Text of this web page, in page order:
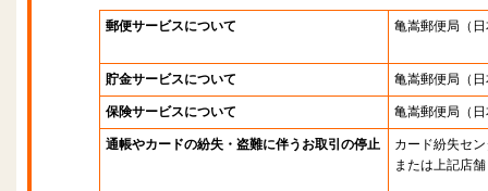
郵便サービスについて 亀嵩郵便局 （
貯金サービスについて 亀嵩郵便局 （
保険サービスについて 亀嵩郵便局 （
通帳やカードの紛失・盗難に伴うお取引の停止
カード紛失セ
または上記店舗